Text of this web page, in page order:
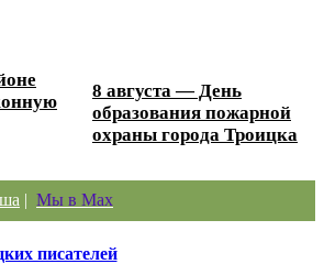
8 августа — День
образования пожарной
охраны города Троицка
| Мы в Max
писателей